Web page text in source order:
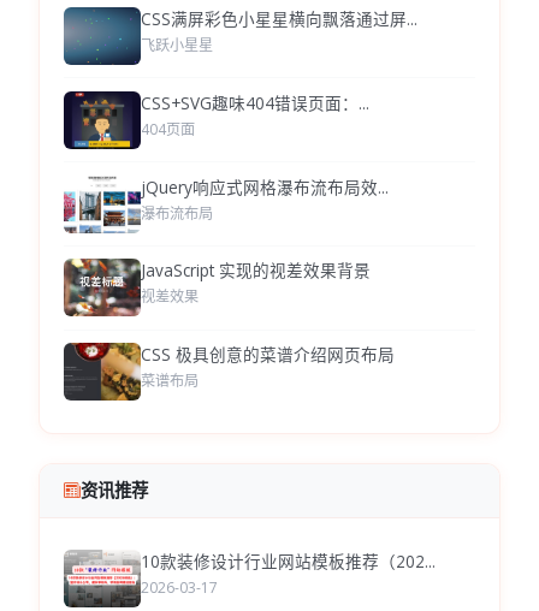
CSS满屏彩色小星星横向飘落通过屏...
飞跃小星星
CSS+SVG趣味404错误页面：...
404页面
jQuery响应式网格瀑布流布局效...
瀑布流布局
JavaScript 实现的视差效果背景
视差效果
CSS 极具创意的菜谱介绍网页布局
菜谱布局
资讯推荐
10款装修设计行业网站模板推荐（202...
2026-03-17